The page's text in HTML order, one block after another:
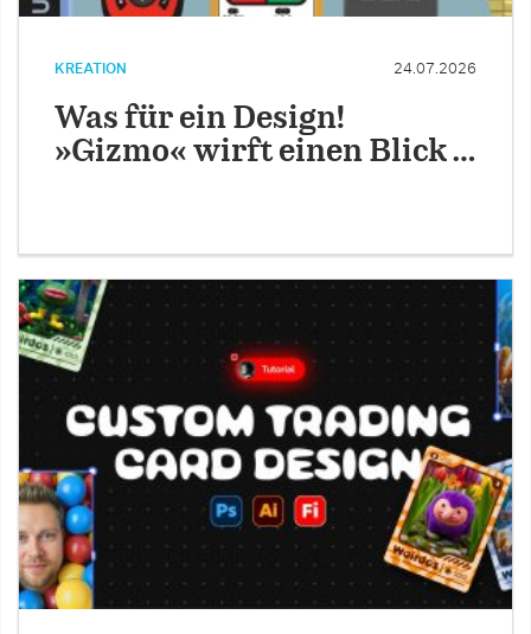
KREATION 24.07.2026
Was für ein Design!
»Gizmo« wirft einen Blick …